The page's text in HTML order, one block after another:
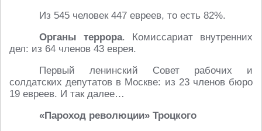
Из 545 человек 447 евреев, то есть 82%.
Органы террора. Комиссариат внутренних
дел: из 64 членов 43 еврея.
Первый ленинский Совет рабочих и
солдатских депутатов в Москве: из 23 членов бюро
19 евреев. И так далее…
«Пароход революции» Троцкого